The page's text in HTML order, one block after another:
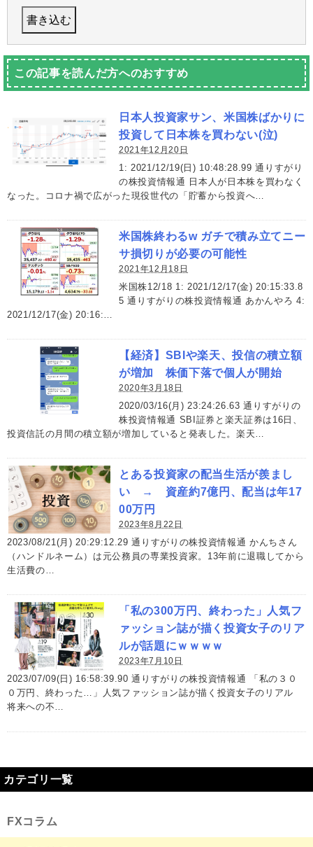
この記事を読んだ方へのおすすめ
日本人投資家サン、米国株ばかりに
投資して日本株を買わない(泣)
2021年12月20日
1: 2021/12/19(日) 10:48:28.99 通りすがり
の株投資情報通 日本人が日本株を買わなく
なった。コロナ禍で広がった現役世代の「貯蓄から投資へ…
米国株終わるw ガチで積み立てニー
サ損切りが必要の可能性
2021年12月18日
米国株12/18 1: 2021/12/17(金) 20:15:33.8
5 通りすがりの株投資情報通 あかんやろ 4:
2021/12/17(金) 20:16:…
【経済】SBIや楽天、投信の積立額
が増加 株価下落で個人が開始
2020年3月18日
2020/03/16(月) 23:24:26.63 通りすがりの
株投資情報通 SBI証券と楽天証券は16日、
投資信託の月間の積立額が増加していると発表した。楽天…
とある投資家の配当生活が羨まし
い → 資産約7億円、配当は年17
00万円
2023年8月22日
2023/08/21(月) 20:29:12.29 通りすがりの株投資情報通 かんちさん
（ハンドルネーム）は元公務員の専業投資家。13年前に退職してから
生活費の…
「私の300万円、終わった」人気フ
ァッション誌が描く投資女子のリア
ルが話題にｗｗｗｗ
2023年7月10日
2023/07/09(日) 16:58:39.90 通りすがりの株投資情報通 「私の３０
０万円、終わった…」人気ファッション誌が描く投資女子のリアル
将来への不…
カテゴリ一覧
FXコラム